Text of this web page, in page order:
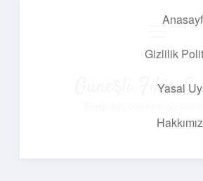
Gizlilik
Yasal
Güneşli Fikir